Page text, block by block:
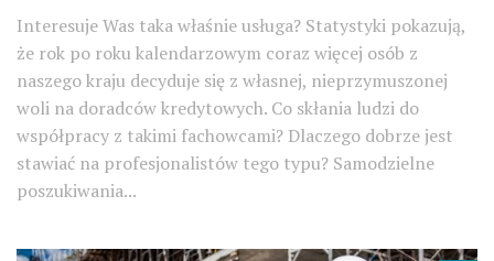
Interesuje Was taka właśnie usługa? Statystyki pokazują,
że rok po roku kalendarzowym coraz więcej osób z
naszego kraju decyduje się z własnej, nieprzymuszonej
woli na doradców kredytowych. Co skłania ludzi do
współpracy z takimi fachowcami? Dlaczego dobrze jest
stawiać na profesjonalistów tego typu? Samodzielne
poszukiwania...